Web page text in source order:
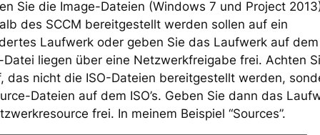
Sie die Image-Dateien (Windows 7 und Project
des SCCM bereitgestellt werden sollen auf ein
Laufwerk oder geben Sie das Laufwerk auf
Datei liegen über eine Netzwerkfreigabe frei. Achten
das nicht die ISO-Dateien bereitgestellt werden,
Dateien auf dem ISO’s. Geben Sie dann das
frei. In meinem Beispiel “Sources”.